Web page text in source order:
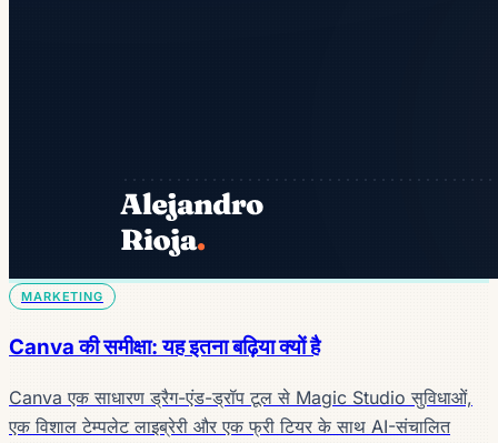
MARKETING
Canva की समीक्षा: यह इतना बढ़िया क्यों है
Canva एक साधारण ड्रैग-एंड-ड्रॉप टूल से Magic Studio सुविधाओं,
एक विशाल टेम्पलेट लाइब्रेरी और एक फ्री टियर के साथ AI-संचालित